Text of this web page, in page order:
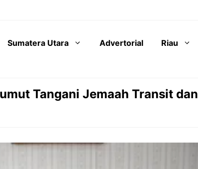
Sumatera Utara Advertorial Riau
Tangani Jemaah Transit dan